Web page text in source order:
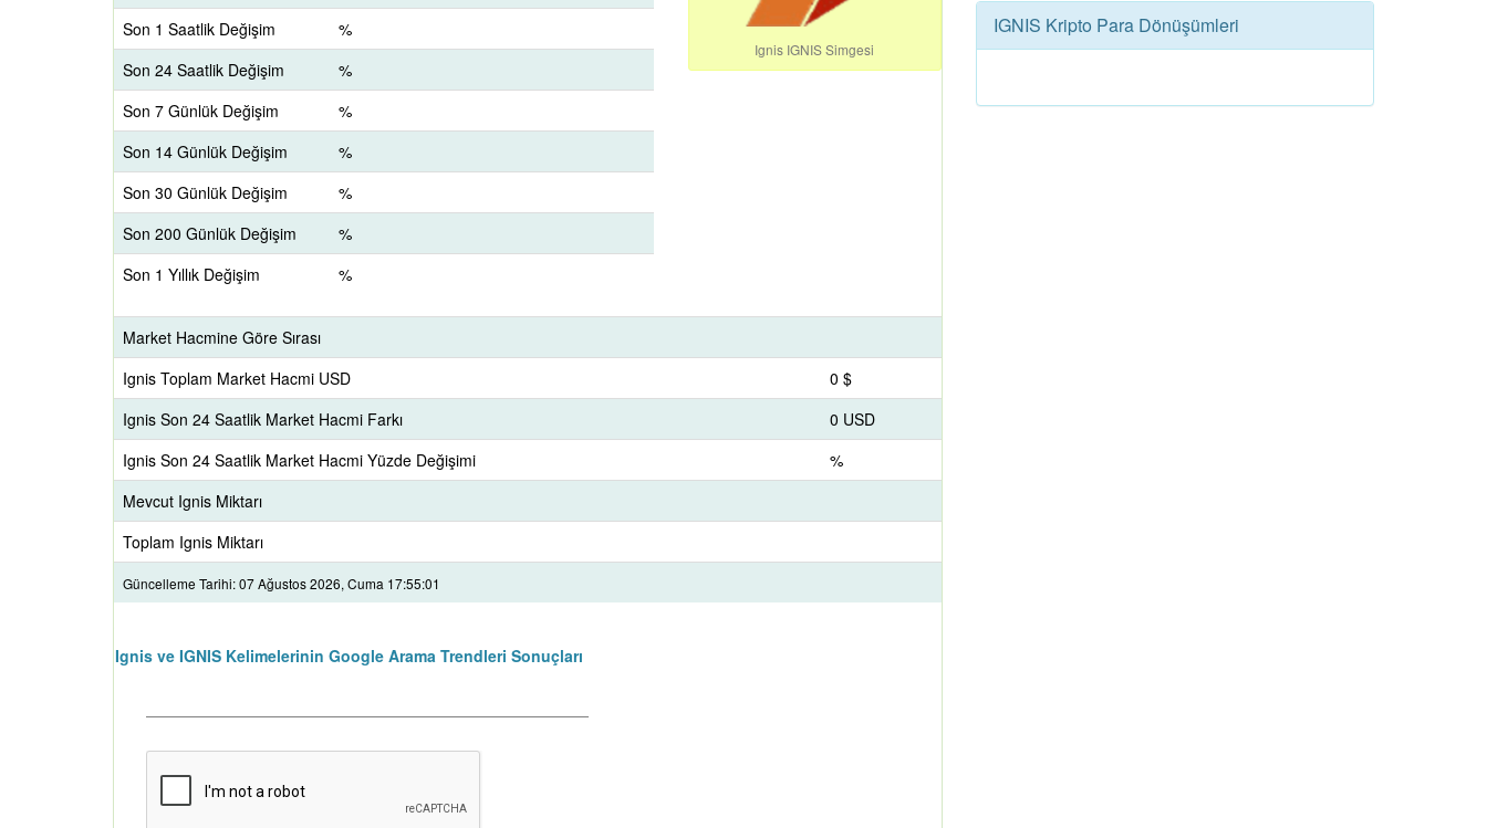
Son 1 Saatlik Değişim
%
Son 24 Saatlik Değişim
%
Son 7 Günlük Değişim
%
Son 14 Günlük Değişim
%
Son 30 Günlük Değişim
%
Son 200 Günlük Değişim
%
Son 1 Yıllık Değişim
%
Ignis IGNIS Simgesi
Market Hacmine Göre Sırası
Ignis Toplam Market Hacmi USD
0 $
Ignis Son 24 Saatlik Market Hacmi Farkı
0 USD
Ignis Son 24 Saatlik Market Hacmi Yüzde Değişimi
%
Mevcut Ignis Miktarı
Toplam Ignis Miktarı
Güncelleme Tarihi: 07 Ağustos 2026, Cuma 17:55:01
Ignis ve IGNIS Kelimelerinin Google Arama Trendleri Sonuçları
IGNIS Kripto Para Dönüşümleri